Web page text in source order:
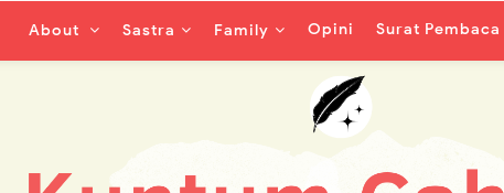
About Sastra Family Opini Surat Pembaca